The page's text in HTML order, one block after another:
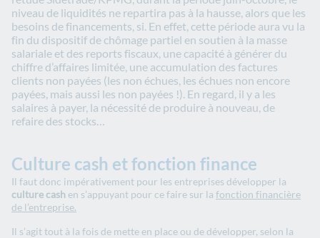
niveau de liquidités ne repartira pas à la hausse, alors que les
besoins de financements, si. En effet, cette période aura vu la
fin du dispositif de chômage partiel en soutien à la masse
salariale et des reports fiscaux, une capacité à générer du
chiffre d’affaires limitée, une accumulation des factures
clients non payées (les non échues, les échues non encore
payées, mais aussi les non payées !). En regard, il y a les
salaires à payer, la nécessité de produire à nouveau, de
refaire des stocks…
Culture cash et fonction finance
Il faut donc impérativement pour les entreprises développer la
culture cash en s’appuyant pour ce faire sur la fonction financière
de l’entreprise.
Il s’agit tout à la fois de mette en place ou de développer, selon la